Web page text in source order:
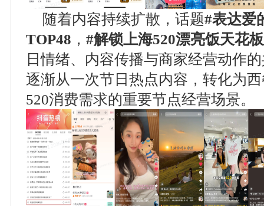
随着内容持续扩散，话题#表达爱
TOP48 ， #解锁上海520漂亮饭天花板
日情绪、内容传播与商家经营动作
逐渐从一次节日热点内容，转化为
520消费需求的重要节点经营场景。